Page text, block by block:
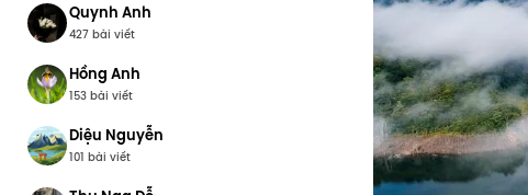
Quynh Anh
427 bài viết
Hồng Anh
153 bài viết
Diệu Nguyễn
101 bài viết